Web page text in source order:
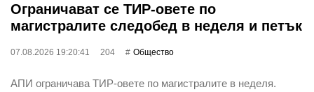
Ограничават се ТИР-овете по
магистралите следобед в неделя и петък
07.08.2026 19:20:41 204 Общество
АПИ ограничава ТИР-овете по магистралите в неделя.